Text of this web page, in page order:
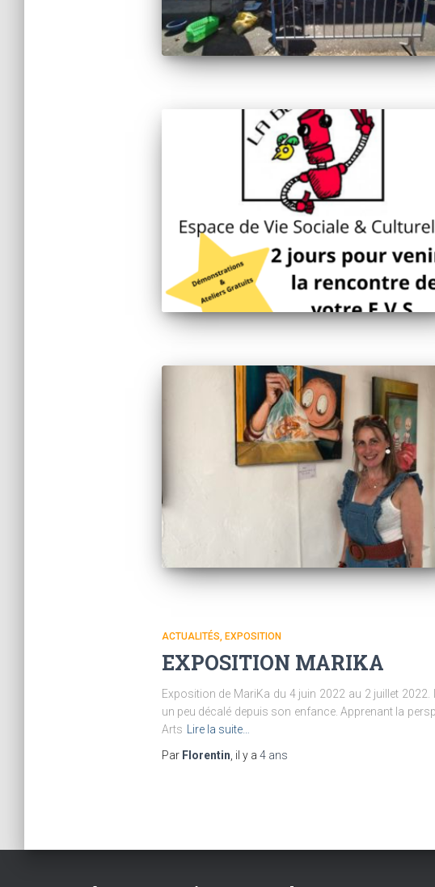
ACTUALITÉS EXPOSITION
EXPOSITION MARIKA
Exposition de MariKa du 4 juin 2022 au 2 juillet
un peu décalé depuis son enfance. Apprenant la
Arts Lire la suite…
Par Florentin, il y a 4 ans